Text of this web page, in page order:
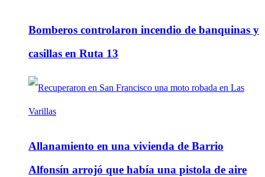
Bomberos controlaron incendio de banquinas y
casillas en Ruta 13
Allanamiento en una vivienda de Barrio
Alfonsín arrojó que había una pistola de aire